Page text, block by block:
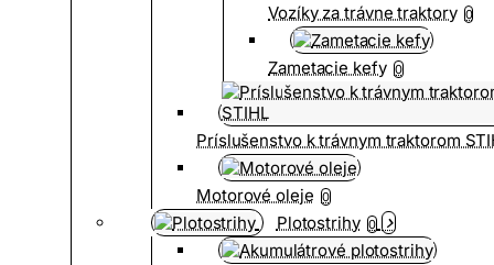
Vozíky za trávne traktory 0
Zametacie kefy 0
Príslušenstvo k trávnym traktorom
Motorové oleje 0
Plotostrihy 0